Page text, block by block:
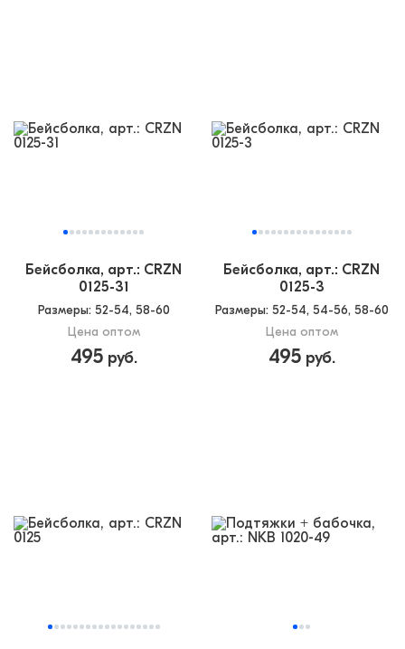
Бейсболка, арт.: CRZN
0125-31
Размеры: 52-54, 58-60
Цена оптом
495руб.
Бейсболка, арт.: CRZN
0125-3
Размеры: 52-54, 54-56, 58-60
Цена оптом
495руб.